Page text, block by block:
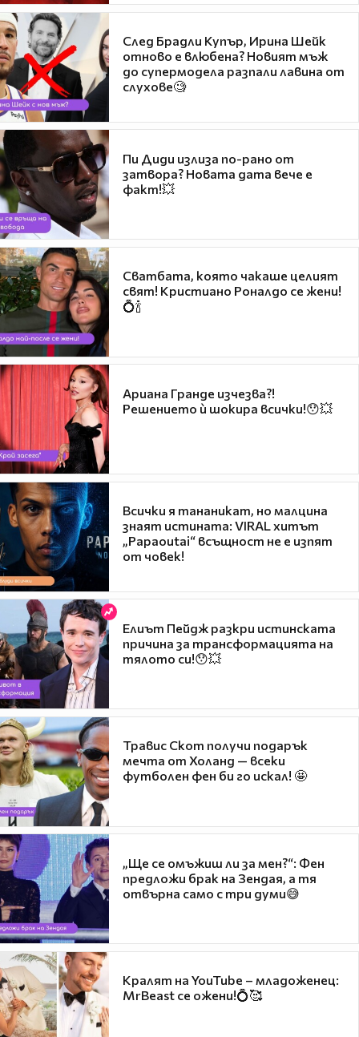
След Брадли Купър, Ирина Шейк
отново е влюбена? Новият мъж
до супермодела разпали лавина от
слухове🧐
Пи Диди излиза по-рано от
затвора? Новата дата вече е
факт!💥
Сватбата, която чакаше целият
свят! Кристиано Роналдо се жени!
💍🍾
Ариана Гранде изчезва?!
Решението ѝ шокира всички!😯💥
Всички я тананикат, но малцина
знаят истината: VIRAL хитът
„Papaoutai“ всъщност не е изпят
от човек!
Елиът Пейдж разкри истинската
причина за трансформацията на
тялото си!😯💥
Травис Скот получи подарък
мечта от Холанд — всеки
футболен фен би го искал! 🤩
„Ще се омъжиш ли за мен?“: Фен
предложи брак на Зендая, а тя
отвърна само с три думи😅
Кралят на YouTube – младоженец:
MrBeast се ожени!💍🥰